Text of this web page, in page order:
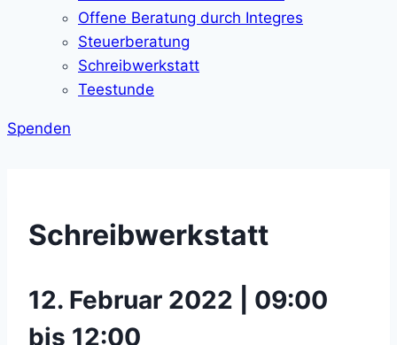
Offene Beratung durch Integres
Steuerberatung
Schreibwerkstatt
Teestunde
Spenden
Schreibwerkstatt
12. Februar 2022 | 09:00
bis 12:00